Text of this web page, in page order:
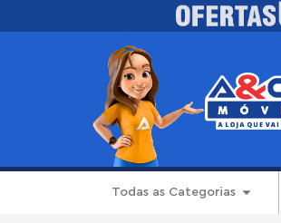
Todas as Categorias